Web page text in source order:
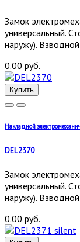
Замок
универсальный.
наружу).
0.00 руб.
Купить
Накладной
DEL2370
Замок
универсальный.
наружу).
0.00 руб.